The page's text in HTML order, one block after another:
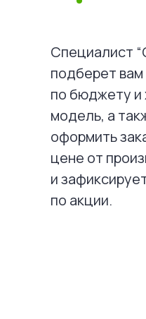
Специалист
подберет
по бюджету и
модель, а
оформить
цене от
и
по акции.